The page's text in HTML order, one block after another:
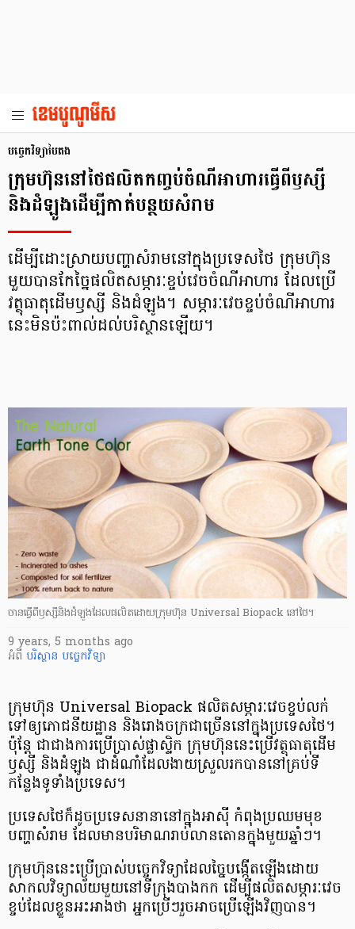
បច្ចេកវិទ្យា​បៃតង
ក្រុមហ៊ុន​នៅ​ថៃ​ផលិត​កញ្ចប់​ចំណី​អាហារ​ធ្វើ​ពី​ឫស្សី​
និង​ដំឡូង​​ដើម្បី​កាត់​បន្ថយ​សំរាម
ដើម្បី​ដោះស្រាយ​បញ្ហា​សំរាម​នៅ​ក្នុង​ប្រទេស​ថៃ ក្រុមហ៊ុន​
មួយ​បាន​កែច្នៃ​ផលិត​សម្ភារៈ​ខ្ចប់​វេច​ចំណី​អាហារ ដែល​ប្រើ​
វត្ថុ​ធាតុ​ដើម​ឫស្សី និង​ដំឡូង។ សម្ភារៈ​វេច​ខ្ចប់​ចំណី​អាហារ​
នេះ​មិន​ប៉ះពាល់​ដល់​បរិស្ថាន​ឡើយ។
ចាន​ធ្វើ​ពី​ឫស្សី​និងដំឡូង​ដែល​ផលិត​ដោយ​ក្រុមហ៊ុន Universal Biopack នៅ​ថៃ។
9 years, 5 months ago
អំពី បរិស្ថាន បច្ចេកវិទ្យា
ក្រុមហ៊ុន​ Universal Biopack ផលិត​សម្ភារៈ​វេច​ខ្ចប់​លក់​
ទៅ​ឲ្យ​ភោជនីយដ្ឋាន​ និង​រោងចក្រ​ជា​ច្រើន​នៅ​ក្នុង​ប្រទេស​ថៃ។
ប៉ុន្តែ ជាជាង​ការ​ប្រើ​ប្រាស់​ផ្លាស្ទិក ក្រុមហ៊ុន​នេះ​ប្រើ​វត្ថុ​ធាតុ​ដើម​
ឫស្សី និង​ដំឡូង ជា​ដំណាំ​ដែល​ងាយស្រួល​រក​បាន​នៅ​គ្រប់​ទី
កន្លែង​ទូទាំង​ប្រទេស។
ប្រទេស​ថៃ​ក៏​ដូច​ប្រទេស​នានា​នៅ​ក្នុង​អាស៊ី កំពុង​ប្រឈម​មុខ​
បញ្ហា​សំរាម​ ដែល​មាន​បរិមាណ​រាប់​លាន​តោន​ក្នុង​មួយ​ឆ្នាំៗ។
ក្រុមហ៊ុន​នេះ​ប្រើ​ប្រាស់​បច្ចេកវិទ្យា​ដែល​ច្នៃ​បង្កើត​ឡើង​ដោយ​
សាកលវិទ្យាល័យ​មួយ​នៅ​ទីក្រុង​បាងកក ដើម្បី​ផលិត​សម្ភារៈវេច​
ខ្ចប់​ដែល​ខ្លួន​អះអាង​ថា អ្នក​ប្រើ​ៗ​រួច​អាច​ប្រើ​ឡើង​វិញ​បាន។